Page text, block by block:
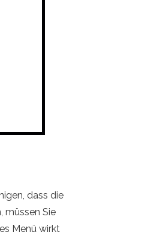
dass die
müssen Sie
Menü wirkt